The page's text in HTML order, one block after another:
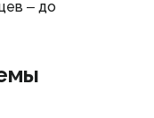
– до